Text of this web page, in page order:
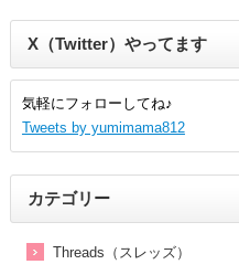
X（Twitter）やってます
気軽にフォローしてね♪
Tweets by yumimama812
カテゴリー
Threads（スレッズ）